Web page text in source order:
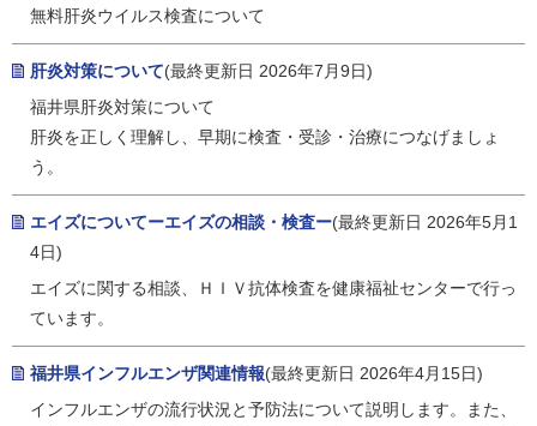
無料肝炎ウイルス検査について
肝炎対策について(最終更新日 2026年7月9日)
福井県肝炎対策について
肝炎を正しく理解し、早期に検査・受診・治療につなげましょ
う。
エイズについてーエイズの相談・検査ー(最終更新日 2026年5月1
4日)
エイズに関する相談、ＨＩＶ抗体検査を健康福祉センターで行っ
ています。
福井県インフルエンザ関連情報(最終更新日 2026年4月15日)
インフルエンザの流行状況と予防法について説明します。また、